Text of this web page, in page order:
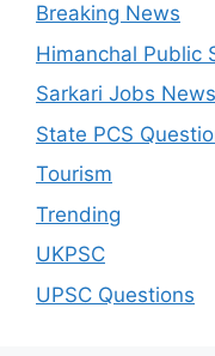
Breaking News
Himanchal Public
Sarkari Jobs News
State PCS
Tourism
Trending
UKPSC
UPSC Questions